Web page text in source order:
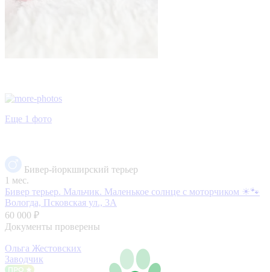
Еще 1 фото
Бивер-йоркширский терьер
1 мес.
Бивер терьер. Мальчик. Маленькое солнце с моторчиком ☀🐾
Вологда, Псковская ул., 3А
60 000 ₽
Документы проверены
Ольга Жестовских
Заводчик